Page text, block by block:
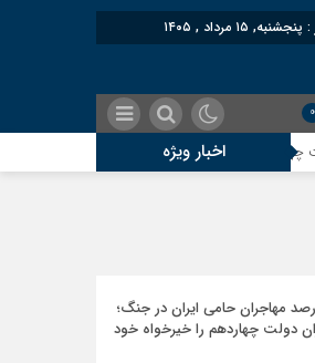
۱۵ مرداد , ۱۴۰۵
0
اخبار ویژه
۸۶ درصد مهاجران حامی ایران در جنگ؛
دولت چهاردهم را خیرخواه خود